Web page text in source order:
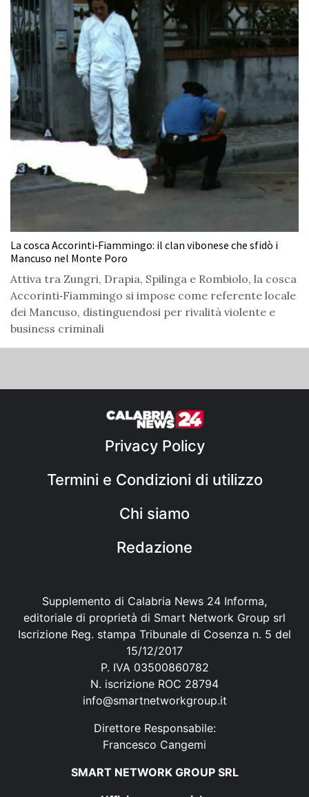
La cosca Accorinti‑Fiammingo: il clan vibonese che sfidò i
Mancuso nel Monte Poro
Attiva tra Zungri, Drapia, Spilinga e Rombiolo, la cosca
Accorinti‑Fiammingo si impose come referente locale
dei Mancuso, distinguendosi per rivalità violente e
business criminali
Privacy Policy
Termini e Condizioni di utilizzo
Chi siamo
Redazione
Supplemento di Calabria News 24 Informa,
editoriale di proprietà di Smart Network Group srl
Iscrizione Reg. stampa Tribunale di Cosenza n. 5 del
15/12/2017
P. IVA 03500860782
N. iscrizione ROC 28794
info@smartnetworkgroup.it
Direttore Responsabile:
Francesco Cangemi
SMART NETWORK GROUP SRL